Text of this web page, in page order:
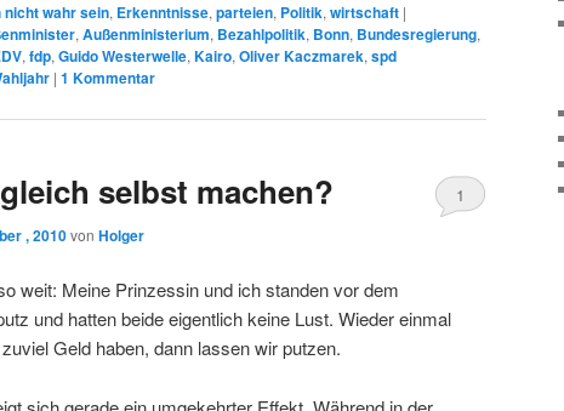
nicht wahr sein, Erkenntnisse,parteien, Politik,wirtschaft |
,Außenministerium, Bezahlpolitik, Bonn, Bundesregierung,
,fdp,Guido Westerwelle,Kairo,Oliver Kaczmarek,spd
| 1 Kommentar
selbst machen?
, 2010von Holger
1
weit: Meine Prinzessin und ich standen vor dem
und hatten beide eigentlich keine Lust. Wieder einmal
Geld haben, dann lassen wir putzen.